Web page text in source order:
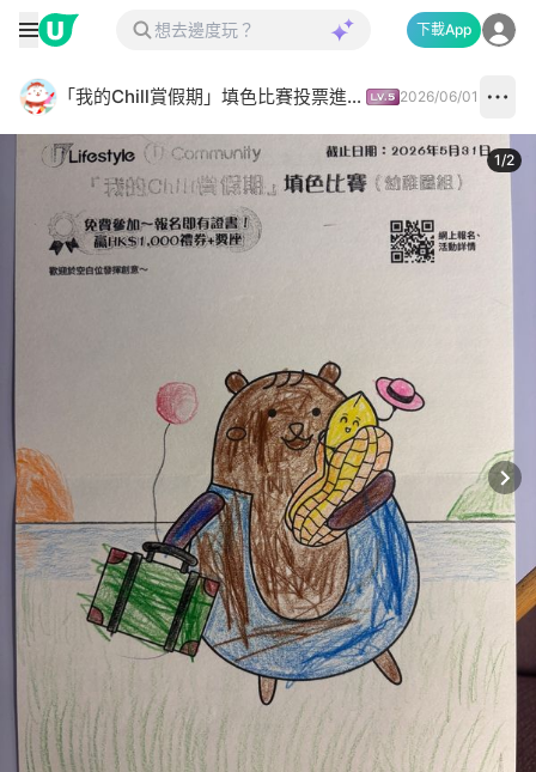
下載App
「我的Chill賞假期」填色比賽投票進行中✅ 2026/06/01
1/2